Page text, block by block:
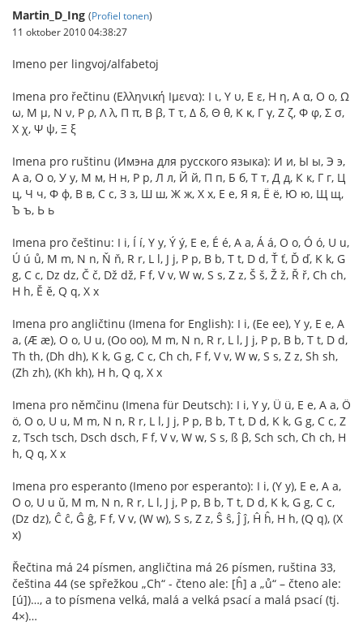
Martin_D_Ing (Profiel tonen)
11 oktober 2010 04:38:27
Imeno per lingvoj/alfabetoj
Imena pro řečtinu (Ελληνική Ιμενα): Ι ι, Υ υ, Ε ε, Η η, Α α, Ο ο, Ω
ω, Μ μ, Ν ν, Ρ ρ, Λ λ, Π π, Β β, Τ τ, Δ δ, Θ θ, Κ κ, Γ γ, Ζ ζ, Φ φ, Σ σ,
Χ χ, Ψ ψ, Ξ ξ
Imena pro ruštinu (Имэна для русского языка): И и, Ы ы, Э э,
А а, О о, У у, М м, Н н, Р р, Л л, Й й, П п, Б б, Т т, Д д, К к, Г г, Ц
ц, Ч ч, Ф ф, В в, С с, З з, Ш ш, Ж ж, Х х, Е е, Я я, Ё ё, Ю ю, Щ щ,
Ъ ъ, Ь ь
Imena pro češtinu: I i, Í í, Y y, Ý ý, E e, É é, A a, Á á, O o, Ó ó, U u,
Ú ú ů, M m, N n, Ň ň, R r, L l, J j, P p, B b, T t, D d, Ť ť, Ď ď, K k, G
g, C c, Dz dz, Č č, Dž dž, F f, V v, W w, S s, Z z, Š š, Ž ž, Ř ř, Ch ch,
H h, Ě ě, Q q, X x
Imena pro angličtinu (Imena for English): I i, (Ee ee), Y y, E e, A
a, (Æ æ), O o, U u, (Oo oo), M m, N n, R r, L l, J j, P p, B b, T t, D d,
Th th, (Dh dh), K k, G g, C c, Ch ch, F f, V v, W w, S s, Z z, Sh sh,
(Zh zh), (Kh kh), H h, Q q, X x
Imena pro němčinu (Imena für Deutsch): I i, Y y, Ü ü, E e, A a, Ö
ö, O o, U u, M m, N n, R r, L l, J j, P p, B b, T t, D d, K k, G g, C c, Z
z, Tsch tsch, Dsch dsch, F f, V v, W w, S s, ß β, Sch sch, Ch ch, H
h, Q q, X x
Imena pro esperanto (Imeno por esperanto): I i, (Y y), E e, A a,
O o, U u ŭ, M m, N n, R r, L l, J j, P p, B b, T t, D d, K k, G g, C c,
(Dz dz), Ĉ ĉ, Ĝ ĝ, F f, V v, (W w), S s, Z z, Ŝ ŝ, Ĵ ĵ, Ĥ ĥ, H h, (Q q), (X
x)
Řečtina má 24 písmen, angličtina má 26 písmen, ruština 33,
čeština 44 (se spřežkou „Ch“ - čteno ale: [ĥ] a „ů“ – čteno ale:
[ú])…, a to písmena velká, malá a velká psací a malá psací (tj.
4×)…